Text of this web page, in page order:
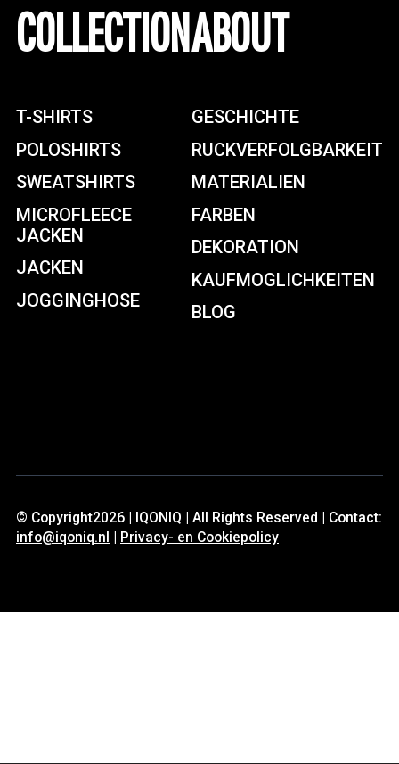
COLLECTION
T-SHIRTS
POLOSHIRTS
SWEATSHIRTS
MICROFLEECE
JACKEN
JACKEN
JOGGINGHOSE
ABOUT
GESCHICHTE
RUCKVERFOLGBARKEIT
MATERIALIEN
FARBEN
DEKORATION
KAUFMOGLICHKEITEN
BLOG
© Copyright2026 | IQONIQ | All Rights Reserved | Contact:
info@iqoniq.nl
Privacy- en Cookiepolicy